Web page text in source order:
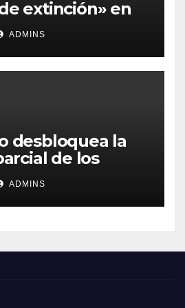
extinción» en
de Madrid
la
nacional
ADMINS
desbloquea la
de los
laborales del
ADMINS